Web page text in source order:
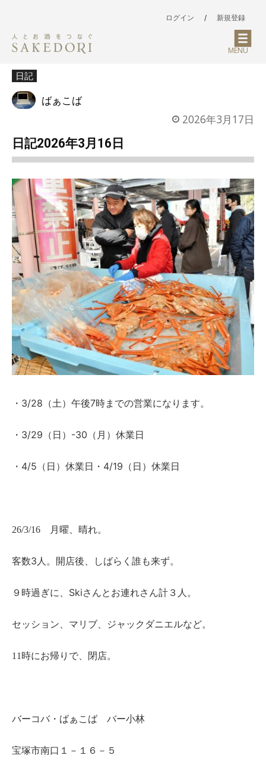
ログイン / 新規登録
MENU
日記
ばぁこば
2026年3月17日
日記2026年3月16日
・ 3/28（土）午後7時までの営業になります。
・ 3/29（日）-30（月）休業日
・ 4/5（日）休業日・4/19（日）休業日
26/3/16 月曜、晴れ。
客数3人。開店後、しばらく誰も来ず。
９時過ぎに、 Skiさんとお連れさん計３人。
セッション、マリブ、ジャックダニエルなど。
11時にお帰りで、閉店。
バーコバ・ばぁこば バー小林
宝塚市南口１－１６－５